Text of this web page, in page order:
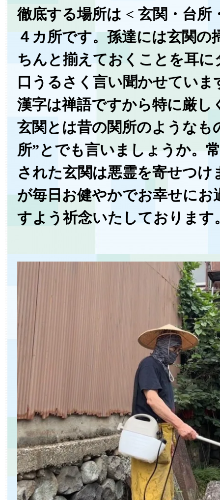
徹底する場所は < 玄関・台所
４カ所です。孫達には玄関の
ちんと揃えておくことを耳
口うるさく言い聞かせていま
漢字は禅語ですから特に厳し
玄関とは昔の関所のようなも
所”とでも言いましょうか。
された玄関は悪霊を寄せつけ
が毎日お健やかでお幸せにお
すよう祈念いたしております